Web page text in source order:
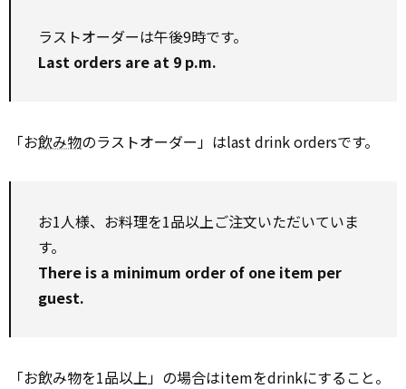
ラストオーダーは午後9時です。
Last orders are at 9 p.m.
「お飲み物のラストオーダー」はlast drink ordersです。
お1人様、お料理を1品以上ご注文いただいていま
す。
There is a minimum order of one item per
guest.
「お飲み物を1品以上」の場合はitemをdrinkにすること。